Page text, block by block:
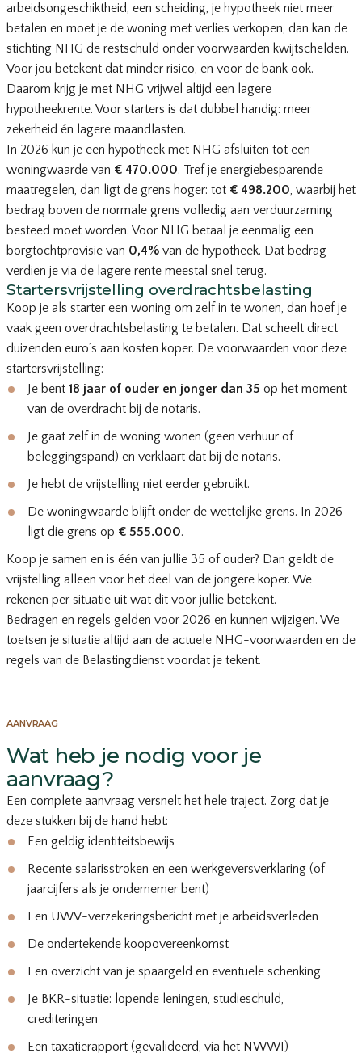
arbeidsongeschiktheid, een scheiding, je hypotheek niet meer
betalen en moet je de woning met verlies verkopen, dan kan de
stichting NHG de restschuld onder voorwaarden kwijtschelden.
Voor jou betekent dat minder risico, en voor de bank ook.
Daarom krijg je met NHG vrijwel altijd een lagere
hypotheekrente. Voor starters is dat dubbel handig: meer
zekerheid én lagere maandlasten.
In 2026 kun je een hypotheek met NHG afsluiten tot een
woningwaarde van € 470.000. Tref je energiebesparende
maatregelen, dan ligt de grens hoger: tot € 498.200, waarbij het
bedrag boven de normale grens volledig aan verduurzaming
besteed moet worden. Voor NHG betaal je eenmalig een
borgtochtprovisie van 0,4% van de hypotheek. Dat bedrag
verdien je via de lagere rente meestal snel terug.
Startersvrijstelling overdrachtsbelasting
Koop je als starter een woning om zelf in te wonen, dan hoef je
vaak geen overdrachtsbelasting te betalen. Dat scheelt direct
duizenden euro’s aan kosten koper. De voorwaarden voor deze
startersvrijstelling:
Je bent 18 jaar of ouder en jonger dan 35 op het moment
van de overdracht bij de notaris.
Je gaat zelf in de woning wonen (geen verhuur of
beleggingspand) en verklaart dat bij de notaris.
Je hebt de vrijstelling niet eerder gebruikt.
De woningwaarde blijft onder de wettelijke grens. In 2026
ligt die grens op € 555.000.
Koop je samen en is één van jullie 35 of ouder? Dan geldt de
vrijstelling alleen voor het deel van de jongere koper. We
rekenen per situatie uit wat dit voor jullie betekent.
Bedragen en regels gelden voor 2026 en kunnen wijzigen. We
toetsen je situatie altijd aan de actuele NHG-voorwaarden en de
regels van de Belastingdienst voordat je tekent.
AANVRAAG
Wat heb je nodig voor je
aanvraag?
Een complete aanvraag versnelt het hele traject. Zorg dat je
deze stukken bij de hand hebt:
Een geldig identiteitsbewijs
Recente salarisstroken en een werkgeversverklaring (of
jaarcijfers als je ondernemer bent)
Een UWV-verzekeringsbericht met je arbeidsverleden
De ondertekende koopovereenkomst
Een overzicht van je spaargeld en eventuele schenking
Je BKR-situatie: lopende leningen, studieschuld,
crediteringen
Een taxatierapport (gevalideerd, via het NWWI)